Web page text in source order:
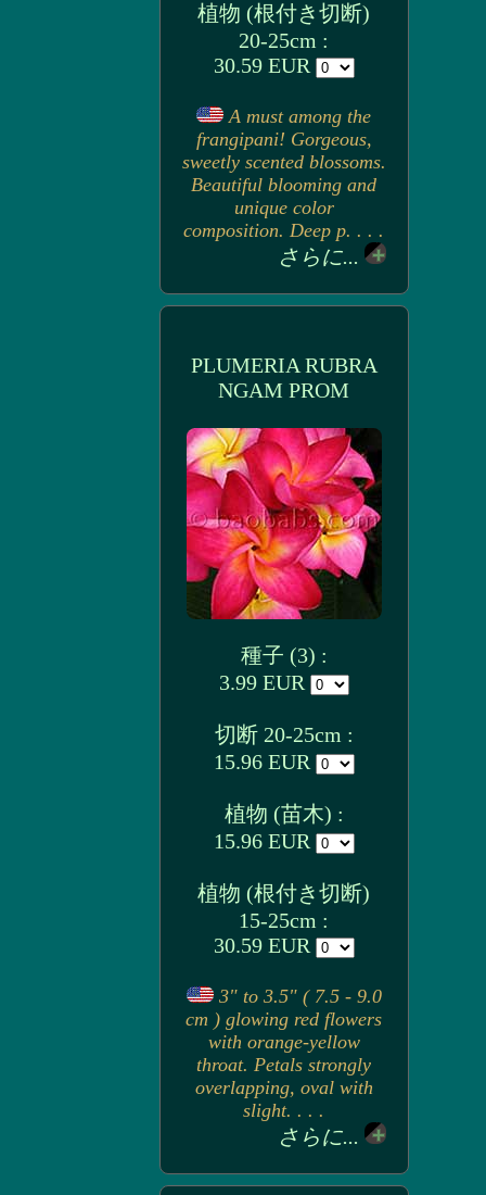
植物 (根付き切断)
20-25cm :
30.59 EUR
A must among the
frangipani! Gorgeous,
sweetly scented blossoms.
Beautiful blooming and
unique color
composition. Deep p. . . .
さらに...
PLUMERIA RUBRA
NGAM PROM
種子 (3) :
3.99 EUR
切断 20-25cm :
15.96 EUR
植物 (苗木) :
15.96 EUR
植物 (根付き切断)
15-25cm :
30.59 EUR
3" to 3.5" ( 7.5 - 9.0
cm ) glowing red flowers
with orange-yellow
throat. Petals strongly
overlapping, oval with
slight. . . .
さらに...